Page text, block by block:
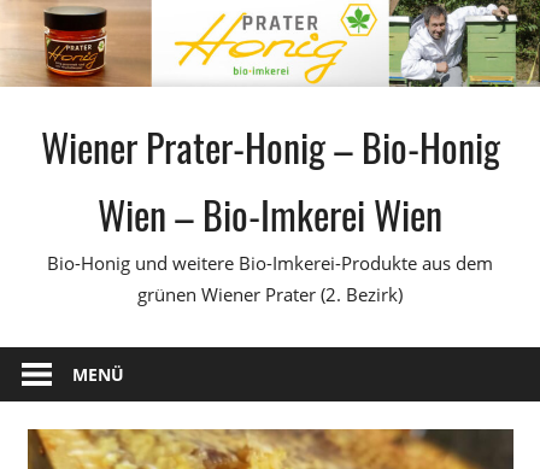
Inhalt
springen
Wiener Prater-Honig – Bio-Honig
Wien – Bio-Imkerei Wien
Bio-Honig und weitere Bio-Imkerei-Produkte aus dem
grünen Wiener Prater (2. Bezirk)
MENÜ